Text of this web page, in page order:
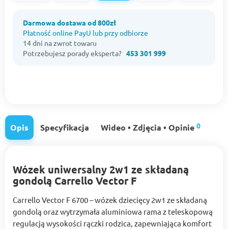
Darmowa dostawa od 800zł
Płatność online PayU lub przy odbiorze
14 dni na zwrot towaru
Potrzebujesz porady eksperta? 453 301 999
Opis Specyfikacja Wideo • Zdjęcia • Opinie 0
Wózek uniwersalny 2w1 ze składaną
gondolą Carrello Vector F
Carrello Vector F 6700 – wózek dziecięcy 2w1 ze składaną
gondolą oraz wytrzymała aluminiowa rama z teleskopową
regulacją wysokości rączki rodzica, zapewniająca komfort